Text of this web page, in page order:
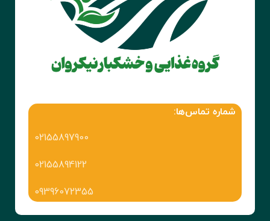
شماره تماس‌ها:
02155897900
02155894122
09396072355